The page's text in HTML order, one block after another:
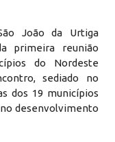
João da Urtiga
primeira reunião
do Nordeste
sediado no
dos 19 municípios
desenvolvimento